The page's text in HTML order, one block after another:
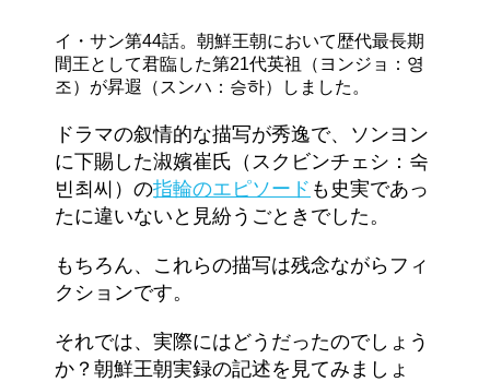
イ・サン第44話。朝鮮王朝において歴代最長期
間王として君臨した第21代英祖（ヨンジョ：영
조）が昇遐（スンハ：승하）しました。
ドラマの叙情的な描写が秀逸で、ソンヨン
に下賜した淑嬪崔氏（スクビンチェシ：숙
빈최씨）の指輪のエピソード も史実であっ
たに違いないと見紛うごときでした。
もちろん、これらの描写は残念ながらフィ
クションです。
それでは、実際にはどうだったのでしょう
か？朝鮮王朝実録の記述を見てみましょ